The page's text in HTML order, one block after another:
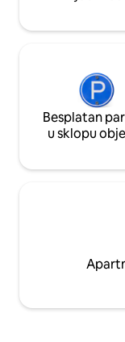
Besplatan
u sklopu